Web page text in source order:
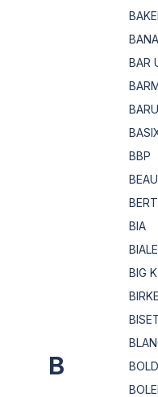
B
BAR
BBP
BIA
BIG K